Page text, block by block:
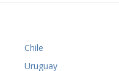
Chile
Uruguay